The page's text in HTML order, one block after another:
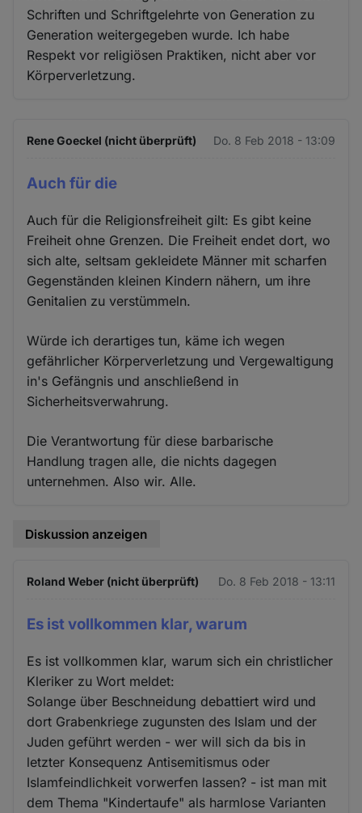
Schriften und Schriftgelehrte von Generation zu
Generation weitergegeben wurde. Ich habe
Respekt vor religiösen Praktiken, nicht aber vor
Körperverletzung.
Rene Goeckel (nicht überprüft) Do. 8 Feb 2018 - 13:09
Auch für die
Auch für die Religionsfreiheit gilt: Es gibt keine
Freiheit ohne Grenzen. Die Freiheit endet dort, wo
sich alte, seltsam gekleidete Männer mit scharfen
Gegenständen kleinen Kindern nähern, um ihre
Genitalien zu verstümmeln.
Würde ich derartiges tun, käme ich wegen
gefährlicher Körperverletzung und Vergewaltigung
in's Gefängnis und anschließend in
Sicherheitsverwahrung.
Die Verantwortung für diese barbarische
Handlung tragen alle, die nichts dagegen
unternehmen. Also wir. Alle.
Diskussion anzeigen
Roland Weber (nicht überprüft) Do. 8 Feb 2018 - 13:11
Es ist vollkommen klar, warum
Es ist vollkommen klar, warum sich ein christlicher
Kleriker zu Wort meldet:
Solange über Beschneidung debattiert wird und
dort Grabenkriege zugunsten des Islam und der
Juden geführt werden - wer will sich da bis in
letzter Konsequenz Antisemitismus oder
Islamfeindlichkeit vorwerfen lassen? - ist man mit
dem Thema "Kindertaufe" als harmlose Varianten